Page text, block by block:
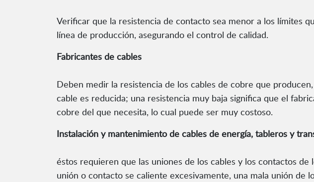
Verificar que la resistencia de contacto sea menor a los límites
línea de producción, asegurando el control de calidad.
Fabricantes de cables
Deben medir la resistencia de los cables de cobre que
cable es reducida; una resistencia muy baja significa que el
cobre del que necesita, lo cual puede ser muy costoso.
Instalación y mantenimiento de cables de energía, tableros y
éstos requieren que las uniones de los cables y los contactos
unión o contacto se caliente excesivamente, una mala unión